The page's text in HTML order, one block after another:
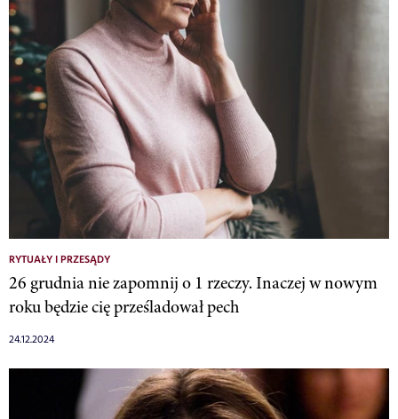
RYTUAŁY I PRZESĄDY
26 grudnia nie zapomnij o 1 rzeczy. Inaczej w nowym
roku będzie cię prześladował pech
24.12.2024